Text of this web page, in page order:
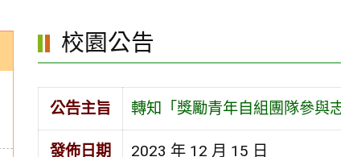
校園公告
公告主旨 轉知「獎勵青年自組團隊參與
發佈日期 2023 年 12 月 15 日